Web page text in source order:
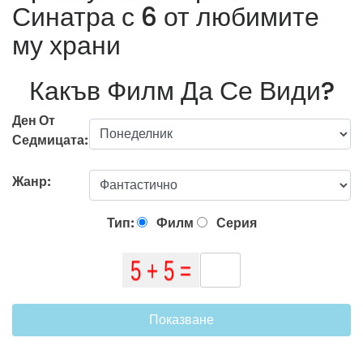
Синатра с 6 от любимите
му храни
Какъв Филм Да Се Види?
Ден От
Седмицата:
Жанр:
Тип: Филм Серия
Показване